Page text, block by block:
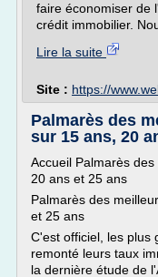
faire économiser de
crédit immobilier.
Lire la suite
Site : https://
Palmarès des
sur 15 ans, 20
Accueil Palmarès
20 ans et 25 ans
Palmarès des
et 25 ans
C'est officiel, les plus
remonté leurs taux
la dernière étude de